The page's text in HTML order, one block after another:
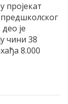
пројекат
је
чини 38
8.000